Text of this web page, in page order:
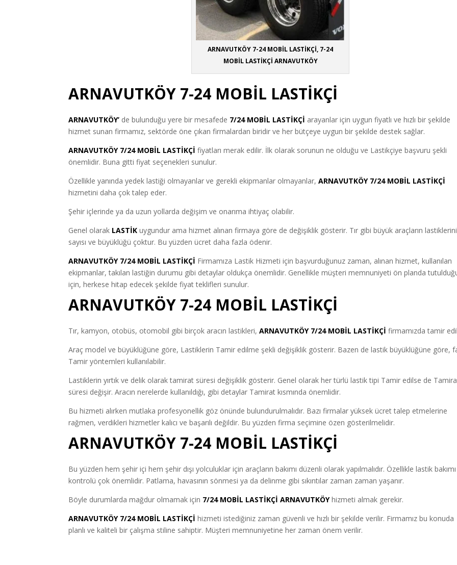
ARNAVUTKÖY 7-24 MOBİL LASTİKÇİ, 7-24
MOBİL LASTİKÇİ ARNAVUTKÖY
ARNAVUTKÖY 7-24 MOBİL LASTİKÇİ
ARNAVUTKÖY’ de bulunduğu yere bir mesafede 7/24 MOBİL LASTİKÇİ arayanlar için uygun fiyatlı ve hızlı bir şekilde
hizmet sunan firmamız, sektörde öne çıkan firmalardan biridir ve her bütçeye uygun bir şekilde destek sağlar.
ARNAVUTKÖY 7/24 MOBİL LASTİKÇİ fiyatları merak edilir. İlk olarak sorunun ne olduğu ve Lastikçiye başvuru şekli
önemlidir. Buna gitti fiyat seçenekleri sunulur.
Özellikle yanında yedek lastiği olmayanlar ve gerekli ekipmanlar olmayanlar,ARNAVUTKÖY 7/24 MOBİL LASTİKÇİ
hizmetini daha çok talep eder.
Şehir içlerinde ya da uzun yollarda değişim ve onarıma ihtiyaç olabilir.
Genel olarak LASTİK uygundur ama hizmet alınan firmaya göre de değişiklik gösterir. Tır gibi büyük araçların
sayısı ve büyüklüğü çoktur. Bu yüzden ücret daha fazla ödenir.
ARNAVUTKÖY 7/24 MOBİL LASTİKÇİ Firmamıza Lastik Hizmeti için başvurduğunuz zaman, alınan hizmet, kullanılan
ekipmanlar, takılan lastiğin durumu gibi detaylar oldukça önemlidir. Genellikle müşteri memnuniyeti ön planda
için, herkese hitap edecek şekilde fiyat teklifleri sunulur.
ARNAVUTKÖY 7-24 MOBİL LASTİKÇİ
Tır, kamyon, otobüs, otomobil gibi birçok aracın lastikleri,ARNAVUTKÖY 7/24 MOBİL LASTİKÇİ firmamızda tamir
Araç model ve büyüklüğüne göre, Lastiklerin Tamir edilme şekli değişiklik gösterir. Bazen de lastik büyüklüğüne göre,
Tamir yöntemleri kullanılabilir.
Lastiklerin yırtık ve delik olarak tamirat süresi değişiklik gösterir. Genel olarak her türlü lastik tipi Tamir edilse de
süresi değişir. Aracın nerelerde kullanıldığı, gibi detaylar Tamirat kısmında önemlidir.
Bu hizmeti alırken mutlaka profesyonellik göz önünde bulundurulmalıdır. Bazı firmalar yüksek ücret talep etmelerine
rağmen, verdikleri hizmetler kalıcı ve başarılı değildir. Bu yüzden firma seçimine özen gösterilmelidir.
ARNAVUTKÖY 7-24 MOBİL LASTİKÇİ
Bu yüzden hem şehir içi hem şehir dışı yolculuklar için araçların bakımı düzenli olarak yapılmalıdır. Özellikle lastik
kontrolü çok önemlidir. Patlama, havasının sönmesi ya da delinme gibi sıkıntılar zaman zaman yaşanır.
Böyle durumlarda mağdur olmamak için 7/24 MOBİL LASTİKÇİ ARNAVUTKÖYhizmeti almak gerekir.
ARNAVUTKÖY 7/24 MOBİL LASTİKÇİ hizmeti istediğiniz zaman güvenli ve hızlı bir şekilde verilir. Firmamız bu konuda
planlı ve kaliteli bir çalışma stiline sahiptir. Müşteri memnuniyetine her zaman önem verilir.